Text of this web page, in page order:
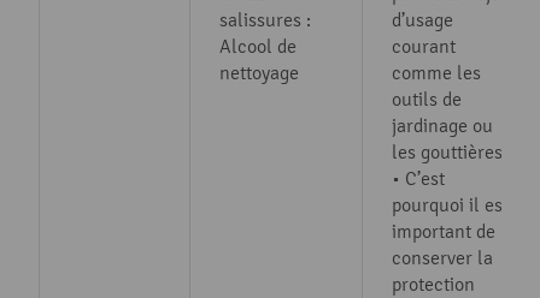
salissures :
Alcool de
nettoyage
d’usage
courant
comme les
outils de
jardinage ou
les gouttières.
• C’est
pourquoi il est
important de
conserver la
protection